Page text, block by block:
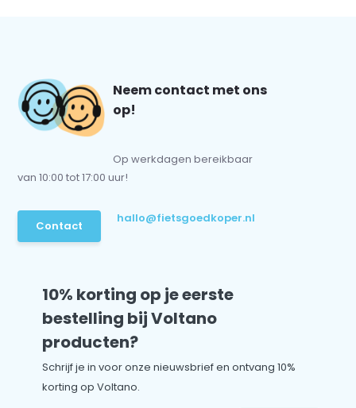
Neem contact met ons
op!
Op werkdagen bereikbaar
van 10:00 tot 17:00 uur!
Contact
hallo@fietsgoedkoper.nl
10% korting op je eerste
bestelling bij Voltano
producten?
Schrijf je in voor onze nieuwsbrief en ontvang 10%
korting op Voltano.